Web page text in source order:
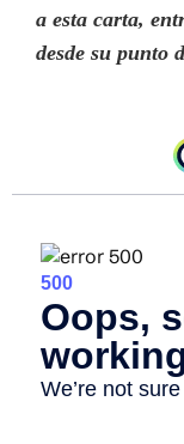
a esta carta,
desde su punto